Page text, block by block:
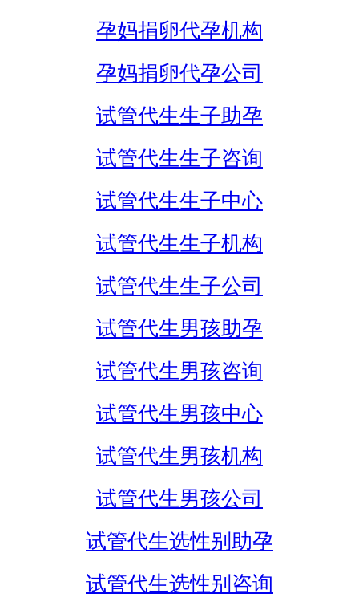
孕妈捐卵代孕机构
孕妈捐卵代孕公司
试管代生生子助孕
试管代生生子咨询
试管代生生子中心
试管代生生子机构
试管代生生子公司
试管代生男孩助孕
试管代生男孩咨询
试管代生男孩中心
试管代生男孩机构
试管代生男孩公司
试管代生选性别助孕
试管代生选性别咨询